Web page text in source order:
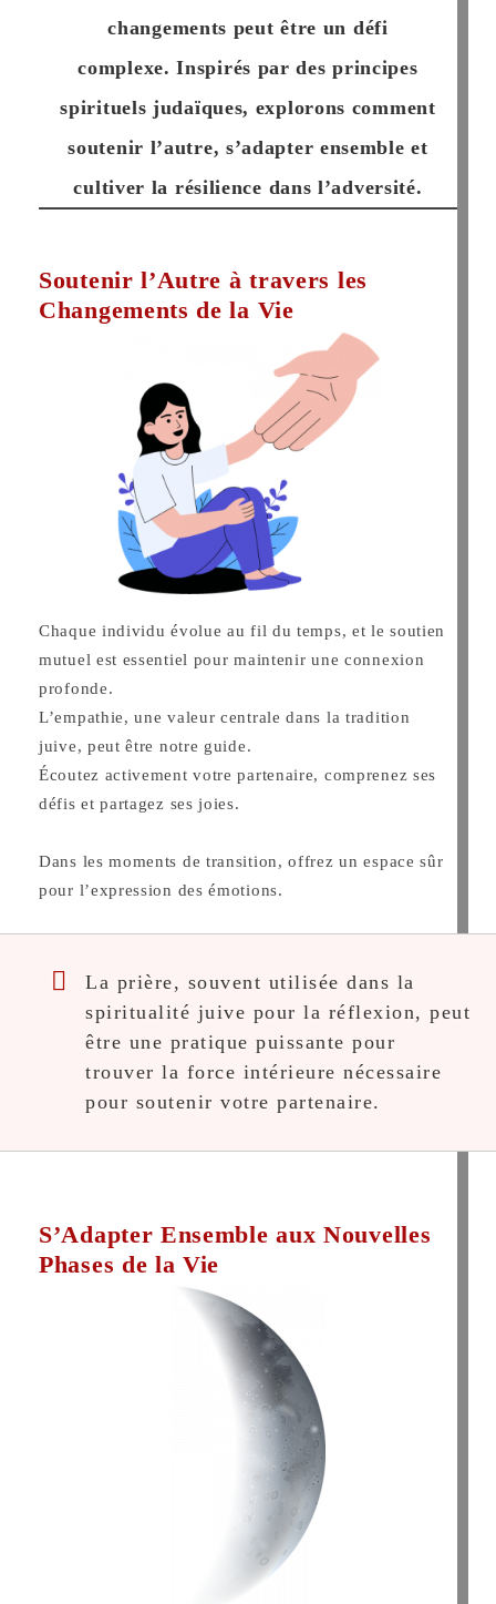
changements peut être un défi
complexe. Inspirés par des principes
spirituels judaïques, explorons comment
soutenir l’autre, s’adapter ensemble et
cultiver la résilience dans l’adversité.
Soutenir l’Autre à travers les
Changements de la Vie
Chaque individu évolue au fil du temps, et le soutien
mutuel est essentiel pour maintenir une connexion
profonde.
L’empathie, une valeur centrale dans la tradition
juive, peut être notre guide.
Écoutez activement votre partenaire, comprenez ses
défis et partagez ses joies.
Dans les moments de transition, offrez un espace sûr
pour l’expression des émotions.
La prière, souvent utilisée dans la
spiritualité juive pour la réflexion, peut
être une pratique puissante pour
trouver la force intérieure nécessaire
pour soutenir votre partenaire.
S’Adapter Ensemble aux Nouvelles
Phases de la Vie